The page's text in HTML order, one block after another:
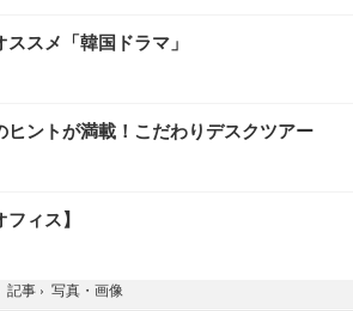
スメ「韓国ドラマ」
ヒントが満載！こだわりデスクツアー
フィス】
記事 › 写真・画像